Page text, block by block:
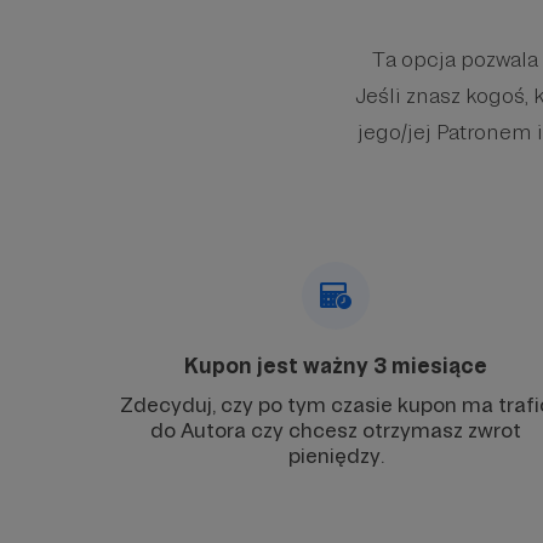
Ta opcja
Jeśli znasz kogoś,
jego/jej Patronem
Kupon jest ważny 3 miesiące
Zdecyduj, czy po tym czasie kupon ma
do Autora czy chcesz otrzymasz zwrot
pieniędzy.